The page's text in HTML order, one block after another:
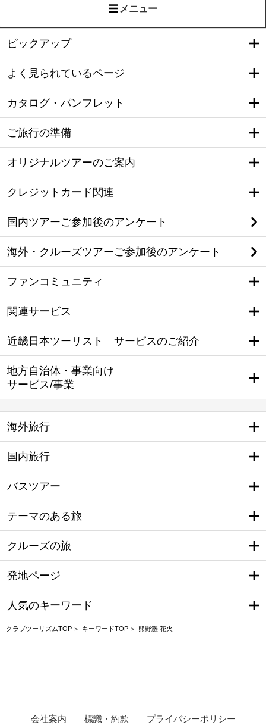
メニュー
ピックアップ
よく見られているページ
カタログ・パンフレット
ご旅行の準備
オリジナルツアーのご案内
クレジットカード関連
国内ツアーご参加後のアンケート
海外・クルーズツアーご参加後のアンケート
ファンコミュニティ
関連サービス
近畿日本ツーリスト サービスのご紹介
地方自治体・事業向け
サービス/事業
海外旅行
国内旅行
バスツアー
テーマのある旅
クルーズの旅
発地ページ
人気のキーワード
クラブツーリズムTOP キーワードTOP 熊野灘 花火
会社案内 標識・約款 プライバシーポリシー